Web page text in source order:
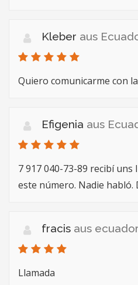
Kleber aus
Quiero comunicarme con
Efigenia aus
7 917 040-73-89 recibí uns
este número. Nadie habló.
fracis aus ecuador
Llamada